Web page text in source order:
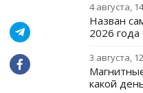
4 августа,
Назван
2026 года
3 августа,
какой